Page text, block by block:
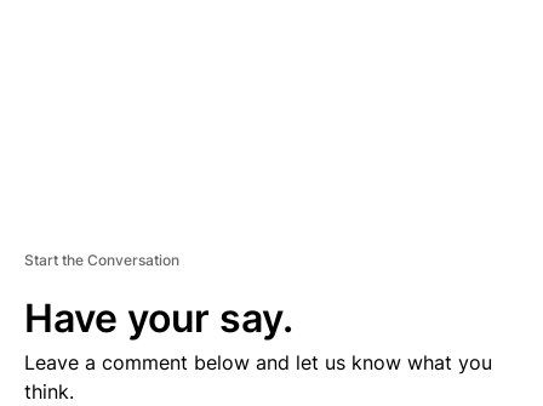
Start the Conversation
Have your say.
Leave a comment below and let us know what you
think.